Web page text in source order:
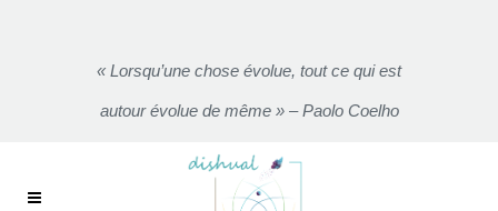
« Lorsqu’une chose évolue, tout ce qui est
autour évolue de même » – Paolo Coelho